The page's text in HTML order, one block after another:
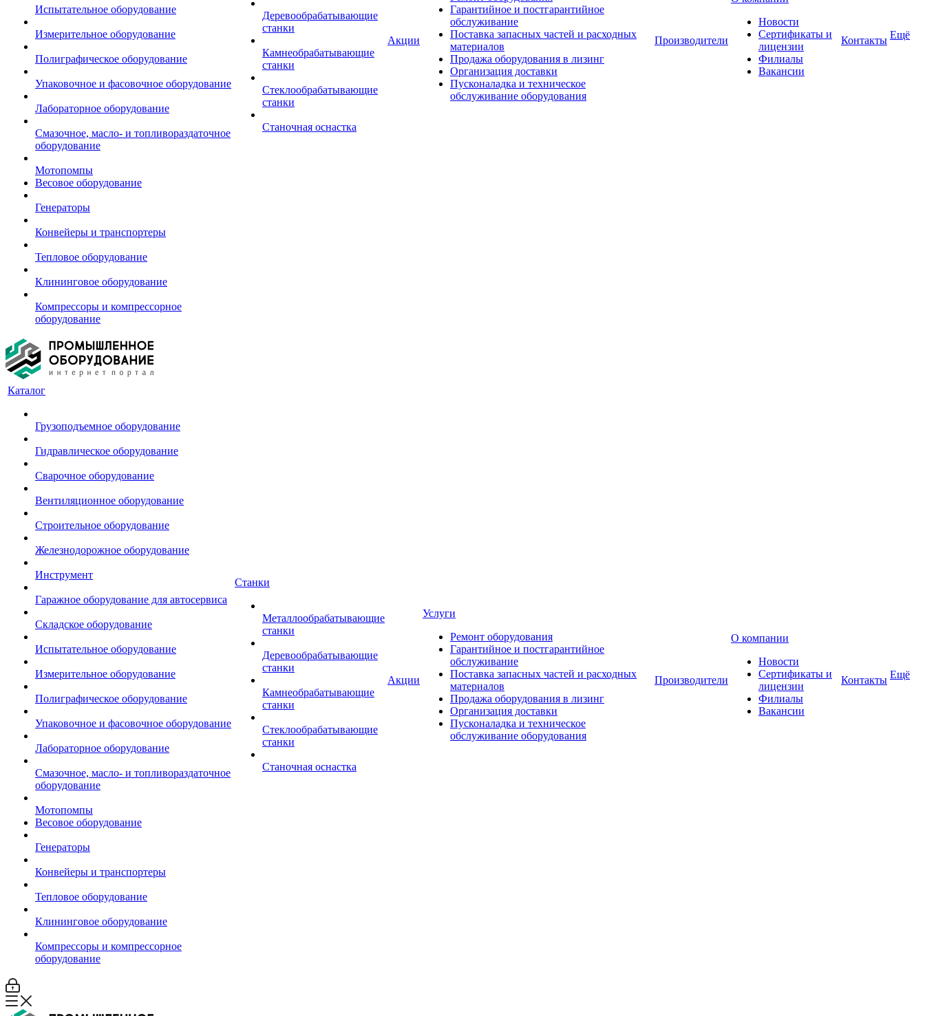
Испытательное оборудование
Измерительное оборудование
Полиграфическое оборудование
Упаковочное и фасовочное оборудование
Лабораторное оборудование
Смазочное, масло- и топливораздаточное
оборудование
Мотопомпы
Весовое оборудование
Генераторы
Конвейеры и транспортеры
Тепловое оборудование
Клининговое оборудование
Компрессоры и компрессорное
оборудование
Деревообрабатывающие
станки
Камнеобрабатывающие
станки
Стеклообрабатывающие
станки
Станочная оснастка
Акции
Гарантийное и постгарантийное
обслуживание
Поставка запасных частей и расходных
материалов
Продажа оборудования в лизинг
Организация доставки
Пусконаладка и техническое
обслуживание оборудования
Производители
Новости
Сертификаты и
лицензии
Филиалы
Вакансии
Контакты Ещё
Каталог
Грузоподъемное оборудование
Гидравлическое оборудование
Сварочное оборудование
Вентиляционное оборудование
Строительное оборудование
Железнодорожное оборудование
Инструмент
Гаражное оборудование для автосервиса
Складское оборудование
Испытательное оборудование
Измерительное оборудование
Полиграфическое оборудование
Упаковочное и фасовочное оборудование
Лабораторное оборудование
Смазочное, масло- и топливораздаточное
оборудование
Мотопомпы
Весовое оборудование
Генераторы
Конвейеры и транспортеры
Тепловое оборудование
Клининговое оборудование
Компрессоры и компрессорное
оборудование
Станки
Металлообрабатывающие
станки
Деревообрабатывающие
станки
Камнеобрабатывающие
станки
Стеклообрабатывающие
станки
Станочная оснастка
Акции
Услуги
Ремонт оборудования
Гарантийное и постгарантийное
обслуживание
Поставка запасных частей и расходных
материалов
Продажа оборудования в лизинг
Организация доставки
Пусконаладка и техническое
обслуживание оборудования
Производители
О компании
Новости
Сертификаты и
лицензии
Филиалы
Вакансии
Контакты Ещё